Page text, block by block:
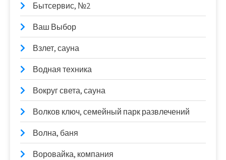
Бытсервис, №2
Ваш Выбор
Взлет, сауна
Водная техника
Вокруг света, сауна
Волков ключ, семейный парк развлечений
Волна, баня
Воровайка, компания